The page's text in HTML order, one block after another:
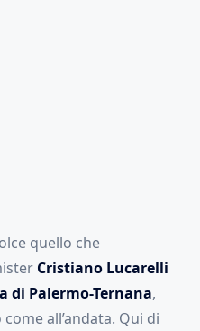
quello che
Cristiano Lucarelli
di Palermo-Ternana,
all’andata. Qui di